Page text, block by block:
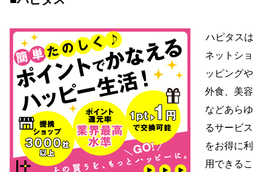
ハピタスは
ネットショ
ッピングや
外食、美容
などあらゆ
るサービス
をお得に利
用できるこ